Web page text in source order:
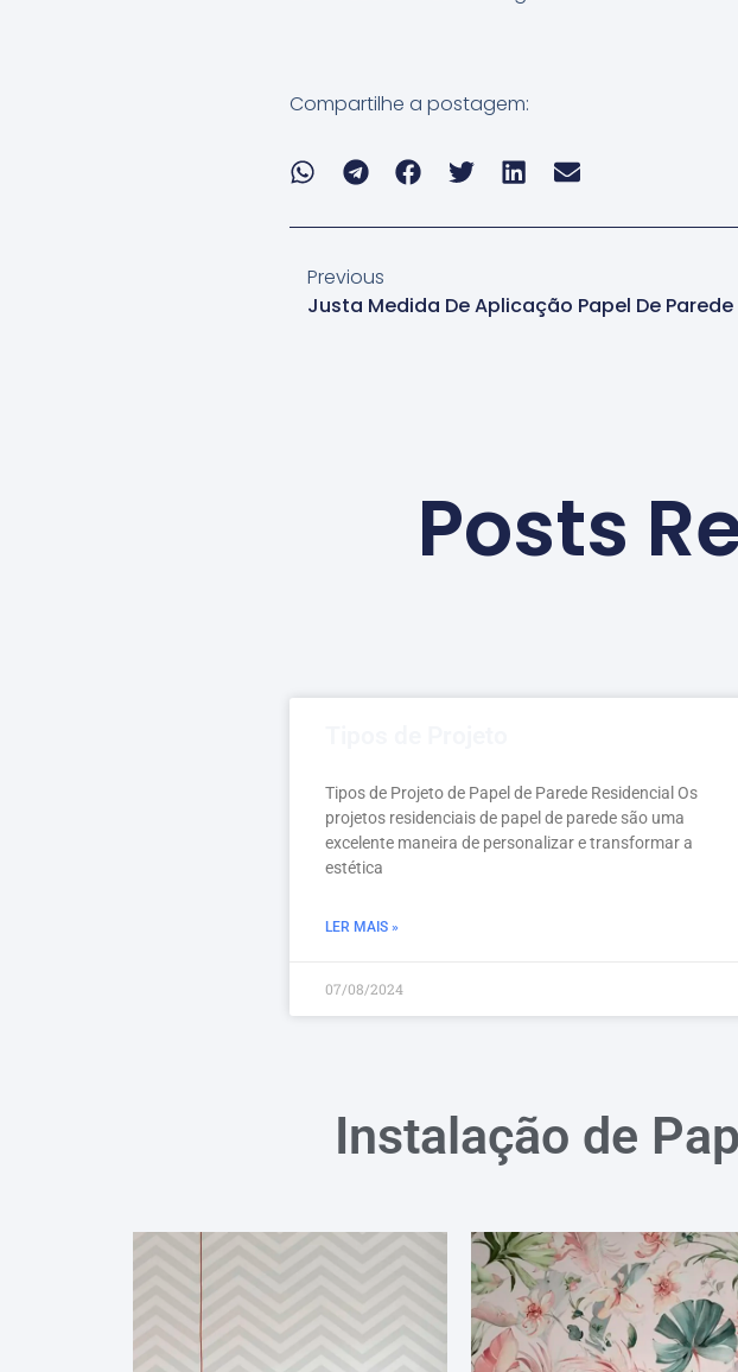
Compartilhe a postagem:
Previous
Justa Medida De Aplicação Papel De Parede
Posts
Tipos de Projeto de Papel de Parede Residencial Os
projetos residenciais de papel de parede são uma
excelente maneira de personalizar e transformar a
estética
LER MAIS »
07/08/2024
Instalação de